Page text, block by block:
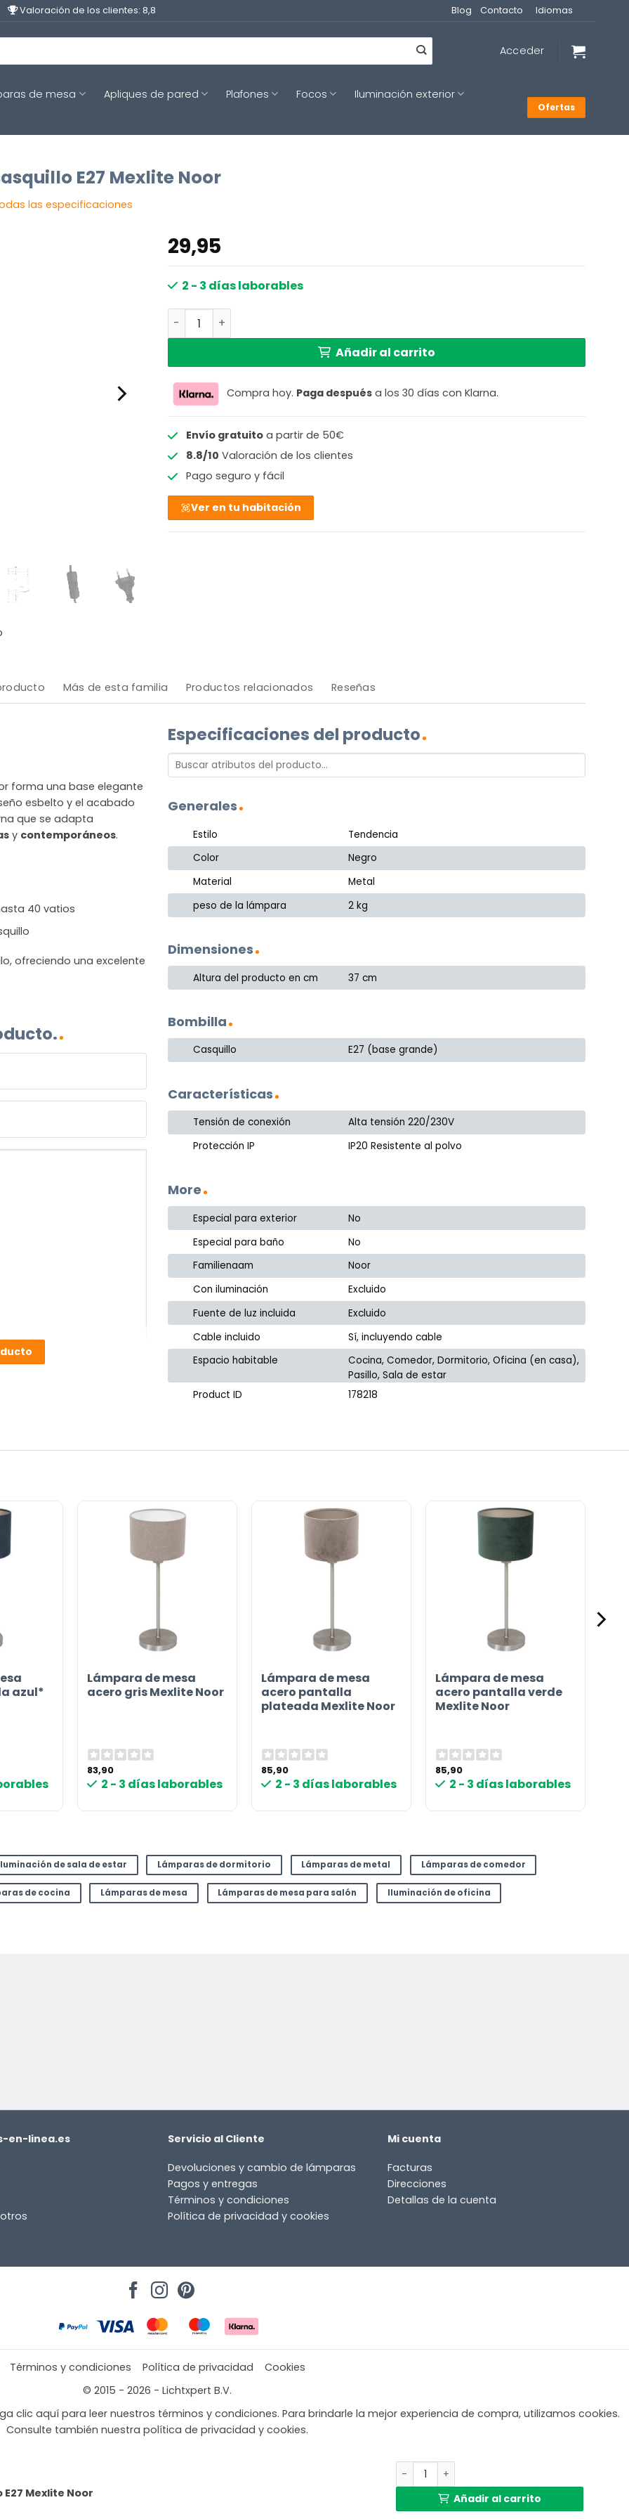
Valoración de los clientes: 8,8 Blog Contacto Idiomas
Acceder
de mesa Apliques de pared Plafones Focos
Iluminación exterior
Ofertas
E27 Mexlite Noor
las especificaciones
29,95
2 - 3 días laborables
Lámpara de mesa negra con casquillo E27 Mexlite Noor cantidad
Añadir al carrito
Compra hoy. Paga después a los 30 días con Klarna.
Envío gratuitoa partir de 50€
8.8/10 Valoración de los clientes
Pago seguro y fácil
Ver en tu habitación
Más de esta familia Productos relacionados Reseñas
forma una base elegante
esbelto y el acabado
que se adapta
y contemporáneos.
40 vatios
ofreciendo una excelente
Especificaciones del producto
Generales
Estilo
Tendencia
Color
Negro
Material
Metal
peso de la lámpara
2 kg
Dimensiones
Altura del producto en cm 37 cm
Bombilla
Casquillo E27 (base grande)
Características
Tensión de conexión
Alta tensión 220/230V
Protección IP
IP20 Resistente al polvo
More
Especial para exterior
No
Especial para baño
No
Familienaam
Noor
Con iluminación
Excluido
Fuente de luz incluida
Excluido
Cable incluido
Sí, incluyendo cable
Espacio habitable
Cocina, Comedor, Dormitorio, Oficina (en casa),
Pasillo, Sala de estar
Product ID
178218
azul*
Lámpara de mesa
acero gris Mexlite Noor
83,90
2 - 3 días laborables
Lámpara de mesa
acero pantalla
plateada Mexlite Noor
85,90
2 - 3 días laborables
Lámpara de mesa
acero pantalla verde
Mexlite Noor
85,90
2 - 3 días laborables
de sala de estar Lámparas de dormitorio Lámparas de metal Lámparas de comedor
de cocina Lámparas de mesa Lámparas de mesa para salón Iluminación de oficina
en-linea.es Servicio al Cliente
Devoluciones y cambio de lámparas
Pagos y entregas
Términos y condiciones
Política de privacidad y cookies
Mi cuenta
Facturas
Direcciones
Detallas de la cuenta
Términos y condiciones Política de privacidad
Cookies
© 2015 - 2026 - Lichtxpert B.V.
clic aquí para leer nuestros términos y condiciones. Para brindarle la mejor experiencia de compra, utilizamos cookies.
Consulte también nuestra política de privacidad y cookies.
Mexlite Noor
Lámpara de mesa negra con casquillo E27
Añadir al carrito